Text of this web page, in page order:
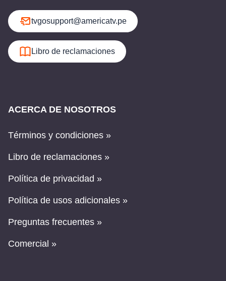
tvgosupport@americatv.pe
Libro de reclamaciones
ACERCA DE NOSOTROS
Términos y condiciones »
Libro de reclamaciones »
Política de privacidad »
Política de usos adicionales »
Preguntas frecuentes »
Comercial »